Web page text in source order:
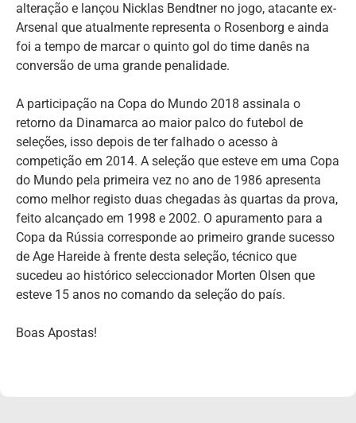
alteração e lançou Nicklas Bendtner no jogo, atacante ex-
Arsenal que atualmente representa o Rosenborg e ainda
foi a tempo de marcar o quinto gol do time danês na
conversão de uma grande penalidade.
A participação na Copa do Mundo 2018 assinala o
retorno da Dinamarca ao maior palco do futebol de
seleções, isso depois de ter falhado o acesso à
competição em 2014. A seleção que esteve em uma Copa
do Mundo pela primeira vez no ano de 1986 apresenta
como melhor registo duas chegadas às quartas da prova,
feito alcançado em 1998 e 2002. O apuramento para a
Copa da Rússia corresponde ao primeiro grande sucesso
de Age Hareide à frente desta seleção, técnico que
sucedeu ao histórico seleccionador Morten Olsen que
esteve 15 anos no comando da seleção do país.
Boas Apostas!